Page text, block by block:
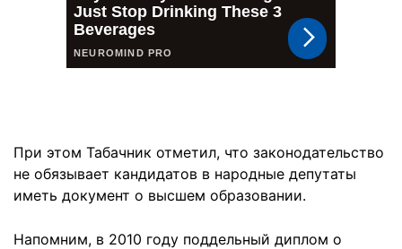
При этом Табачник отметил, что законодательство
не обязывает кандидатов в народные депутаты
иметь документ о высшем образовании.
Напомним, в 2010 году поддельный диплом о